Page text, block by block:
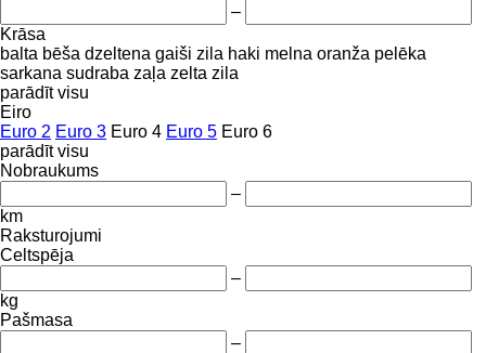
–
Krāsa
balta bēša dzeltena gaiši zila haki melna oranža pelēka
sarkana sudraba zaļa zelta zila
parādīt visu
Eiro
Euro 2 Euro 3 Euro 4 Euro 5 Euro 6
parādīt visu
Nobraukums
–
km
Raksturojumi
Celtspēja
–
kg
Pašmasa
–